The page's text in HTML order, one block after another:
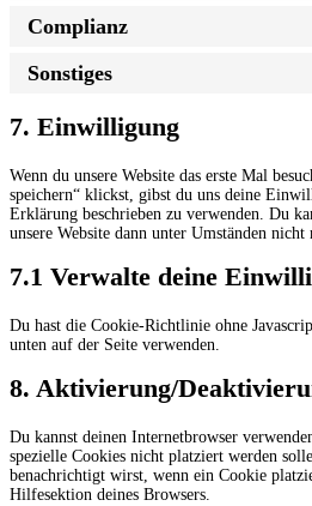
Complianz
Sonstiges
7. Einwilligung
Wenn du unsere Website das erste Mal
speichern“ klickst, gibst du uns deine
Erklärung beschrieben zu verwenden. Du
unsere Website dann unter Umständen
7.1 Verwalte deine
Du hast die Cookie-Richtlinie ohne
unten auf der Seite verwenden.
8. Aktivierung/
Du kannst deinen Internetbrowser
spezielle Cookies nicht platziert werden
benachrichtigt wirst, wenn ein Cookie
Hilfesektion deines Browsers.